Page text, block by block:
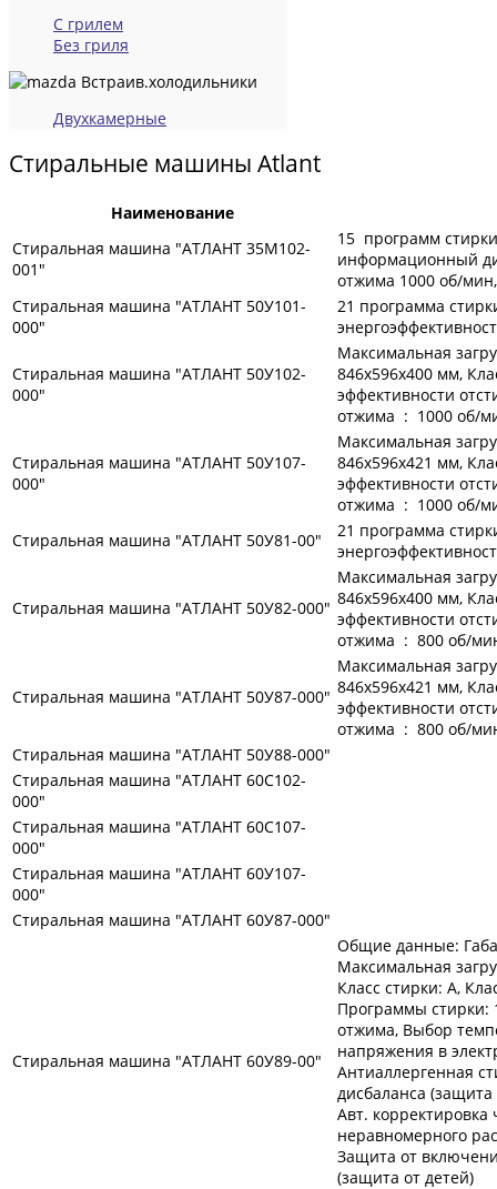
С грилем
Без гриля
Встраив.холодильники
Двухкамерные
Стиральные машины Atlant
Наименование
Стиральная машина "АТЛАНТ 35М102-
001"
15 программ
информационный
отжима 1000 об/
Стиральная машина "АТЛАНТ 50У101-
000"
21 программа
Стиральная машина "АТЛАНТ 50У102-
000"
Максимальная
846x596x400 мм,
эффективности
отжима : 1000 об/
Стиральная машина "АТЛАНТ 50У107-
000"
Максимальная
846x596x421 мм,
эффективности
отжима : 1000 об/
Стиральная машина "АТЛАНТ 50У81-00"
21 программа
Стиральная машина "АТЛАНТ 50У82-000"
Максимальная
846x596x400 мм,
эффективности
отжима : 800 об/
Стиральная машина "АТЛАНТ 50У87-000"
Максимальная
846x596x421 мм,
эффективности
отжима : 800 об/
Стиральная машина "АТЛАНТ 50У88-000"
Стиральная машина "АТЛАНТ 60С102-
000"
Стиральная машина "АТЛАНТ 60С107-
000"
Стиральная машина "АТЛАНТ 60У107-
000"
Стиральная машина "АТЛАНТ 60У87-000"
Стиральная машина "АТЛАНТ 60У89-00"
Общие данные:
Максимальная
Класс стирки: A,
Программы стирки:
отжима, Выбор
напряжения в
Антиаллергенная
дисбаланса
Авт.
неравномерного
Защита от
(защита от детей)